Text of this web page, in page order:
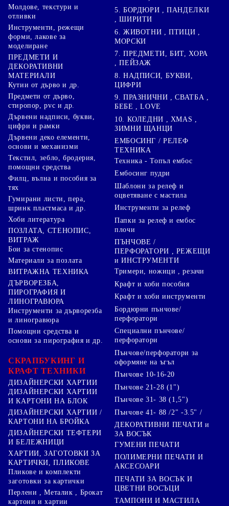
Молдове, текстури и
отливки
Инструменти, режещи
форми, лакове за
моделиране
ПРЕДМЕТИ И
ДЕКОРАТИВНИ
МАТЕРИАЛИ
Кутии от дърво и др.
Предмети от дърво,
стиропор, pvc и др.
Дървени надписи, букви,
цифри и рамки
Дървени деко елементи,
основи и механизми
Текстил, зебло, бродерия,
помощни средства
Филц, вълна и пособия за
тях
Гумирани листи, пера,
шринк пластмаса и др.
Хоби литература
ПОЗЛАТА, СТЕНОПИС,
ВИТРАЖ
Бои за стенопис
Материали за позлата
ВИТРАЖНА ТЕХНИКА
ДЪРВОРЕЗБА,
ПИРОГРАФИЯ И
ЛИНОГРАВЮРА
Инструменти за дърворезба
и линогравюра
Помощни средства и
основи за пирография и др.
СКРАПБУКИНГ И
КРАФТ ТЕХНИКИ
ДИЗАЙНЕРСКИ ХАРТИИ
ДИЗАЙНЕРСКИ ХАРТИИ
И КАРТОНИ НА БЛОК
ДИЗАЙНЕРСКИ ХАРТИИ /
КАРТОНИ НА БРОЙКА
ДИЗАЙНЕРСКИ ТЕФТЕРИ
И БЕЛЕЖНИЦИ
ХАРТИИ, ЗАГОТОВКИ ЗА
КАРТИЧКИ, ПЛИКОВЕ
Пликове и комплекти
заготовки за картички
Перлени , Металик , Брокат
картони и хартии
5. БОРДЮРИ , ПАНДЕЛКИ
, ШИРИТИ
6. ЖИВОТНИ , ПТИЦИ ,
МОРСКИ
7. ПРЕДМЕТИ, БИТ, ХОРА
, ПЕЙЗАЖ
8. НАДПИСИ, БУКВИ,
ЦИФРИ
9. ПРАЗНИЧНИ , СВАТБА ,
БЕБЕ , LOVE
10. КОЛЕДНИ , XMAS ,
ЗИМНИ ЩАНЦИ
ЕМБОСИНГ / РЕЛЕФ
ТЕХНИКА
Техника - Топъл ембос
Ембосинг пудри
Шаблони за релеф и
оцветяване с мастила
Инструменти за релеф
Папки за релеф и ембос
плочи
ПЪНЧОВЕ /
ПЕРФОРАТОРИ , РЕЖЕЩИ
и ИНСТРУМЕНТИ
Тримери, ножици , резачи
Крафт и хоби пособия
Крафт и хоби инструменти
Бордюрни пънчове/
перфоратори
Специални пънчове/
перфоратори
Пънчове/перфоратори за
оформяне на ъгъл
Пънчове 10-16-20
Пънчове 21-28 (1")
Пънчове 31- 38 (1,5")
Пънчове 41- 88 /2" -3.5" /
ДЕКОРАТИВНИ ПЕЧАТИ и
ЗА ВОСЪК
ГУМЕНИ ПЕЧАТИ
ПОЛИМЕРНИ ПЕЧАТИ И
АКСЕСОАРИ
ПЕЧАТИ ЗА ВОСЪК И
ЦВЕТНИ ВОСЪЦИ
ТАМПОНИ И МАСТИЛА